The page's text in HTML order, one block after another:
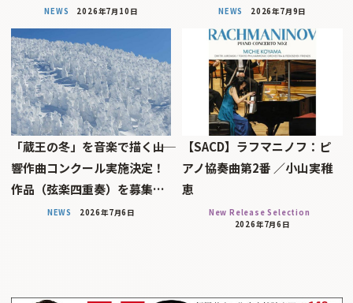
NEWS 2026年7月10日 NEWS 2026年7月9日
「蔵王の冬」を音楽で描く――山
響作曲コンクール実施決定！
作品（弦楽四重奏）を募集…
NEWS 2026年7月6日
【SACD】ラフマニノフ：ピ
アノ協奏曲第2番 ／小山実稚
恵
New Release Selection
2026年7月6日